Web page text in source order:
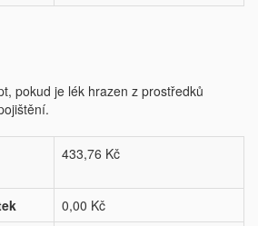
pokud je lék hrazen z prostředků
433,76 Kč
0,00 Kč